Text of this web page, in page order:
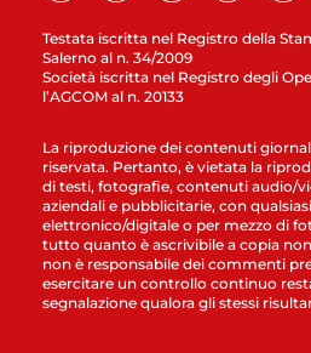
Testata iscritta nel Registro della
Salerno al n. 34/2009
Società iscritta nel Registro degli
l’AGCOM al n. 20133
La riproduzione dei contenuti
riservata. Pertanto, è vietata la
di testi, fotografie, contenuti audio/
aziendali e pubblicitarie, con
elettronico/digitale o per mezzo di
tutto quanto è ascrivibile a copia
non è responsabile dei commenti
esercitare un controllo continuo
segnalazione qualora gli stessi